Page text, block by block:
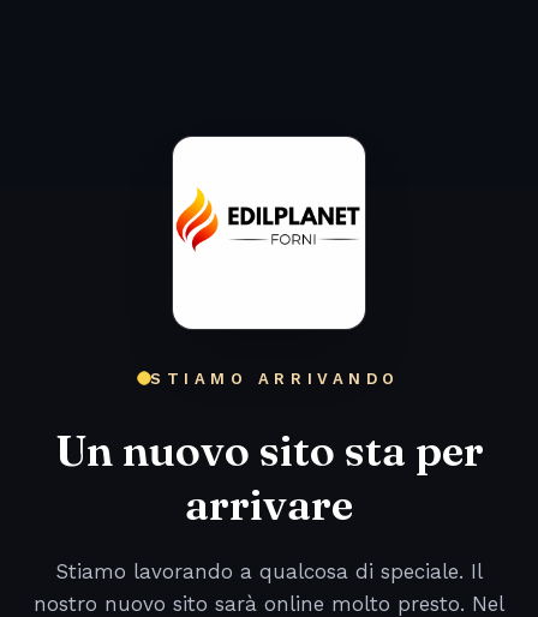
STIAMO ARRIVANDO
Un nuovo sito sta per
arrivare
Stiamo lavorando a qualcosa di speciale. Il
nostro nuovo sito sarà online molto presto. Nel